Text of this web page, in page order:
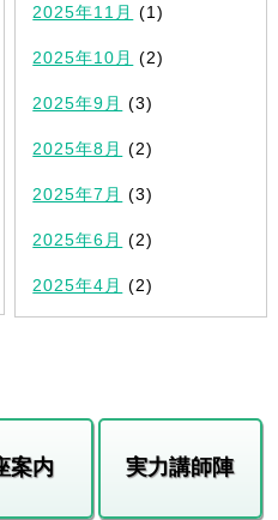
2025年11月 (1)
2025年10月 (2)
2025年9月 (3)
2025年8月 (2)
2025年7月 (3)
2025年6月 (2)
2025年4月 (2)
案内 実力講師陣